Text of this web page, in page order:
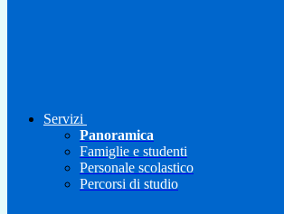
Servizi
Panoramica
Famiglie e studenti
Personale scolastico
Percorsi di studio